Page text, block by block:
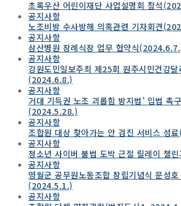
초록우산 어린이재단 사업설명회 참석
공지사항
노조비방 수사방해 의혹관련 기자회견
공지사항
삼산병원 장례식장 업무 협약식
공지사항
강원도민일보주최 제25회 원주시민건강
(2024.6.8.)
공지사항
거대 기득권 노조 괴롭힘 방지법’ 입법 촉
(2024.5.28.)
공지사항
조합원 대상 찾아가는 안 검진 서비스 성
공지사항
청소년 사이버 불법 도박 근절 릴레이 챌
공지사항
영월군 공무원노동조합 창립기념식 문성
(2024.5.1.)
공지사항